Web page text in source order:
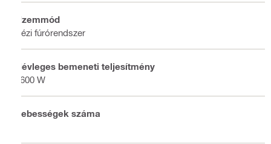
Üzemmód
Kézi fúrórendszer
Névleges bemeneti teljesítmény
1600 W
Sebességek száma